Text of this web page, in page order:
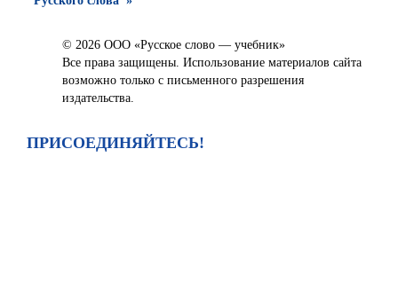
© 2026 ООО «Русское слово — учебник»
Все права защищены. Использование материалов сайта
возможно только с письменного разрешения
издательства.
ПРИСОЕДИНЯЙТЕСЬ!